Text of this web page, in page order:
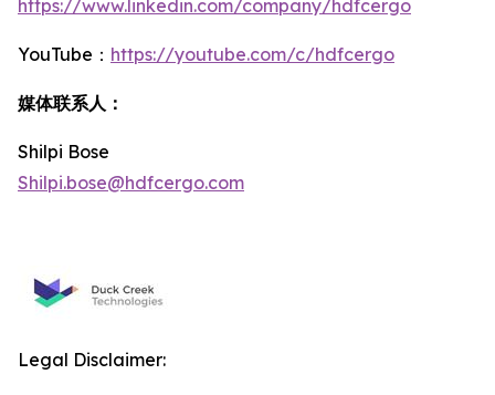
https://www.linkedin.com/company/hdfcergo
YouTube： https://youtube.com/c/hdfcergo
媒体联系人：
Shilpi Bose
Shilpi.bose@hdfcergo.com
Legal Disclaimer: